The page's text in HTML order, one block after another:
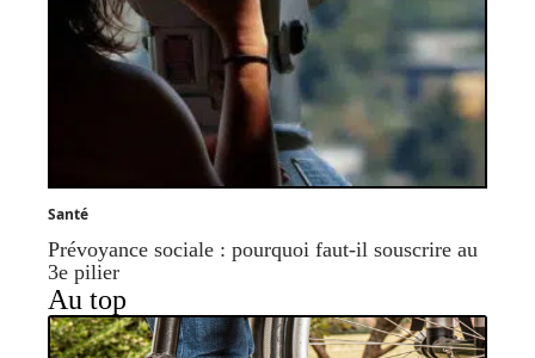
Santé
Prévoyance sociale : pourquoi faut-il souscrire au
3e pilier
Au top